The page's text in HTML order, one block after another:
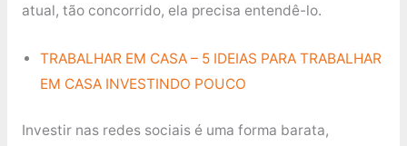
atual, tão concorrido, ela precisa entendê-lo.
TRABALHAR EM CASA – 5 IDEIAS PARA TRABALHAR
EM CASA INVESTINDO POUCO
Investir nas redes sociais é uma forma barata,